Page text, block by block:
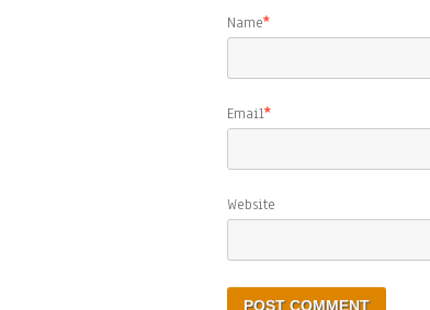
Name*
Email*
Website